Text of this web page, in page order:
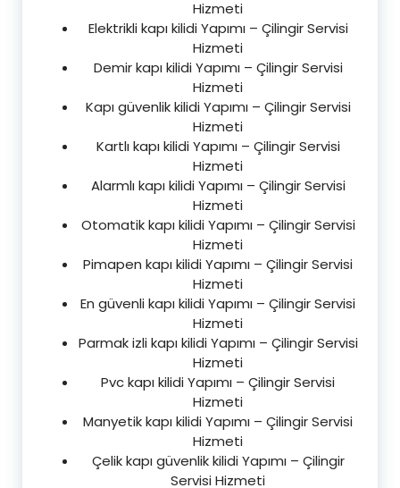
Hizmeti
Elektrikli kapı kilidi Yapımı – Çilingir Servisi
Hizmeti
Demir kapı kilidi Yapımı – Çilingir Servisi
Hizmeti
Kapı güvenlik kilidi Yapımı – Çilingir Servisi
Hizmeti
Kartlı kapı kilidi Yapımı – Çilingir Servisi
Hizmeti
Alarmlı kapı kilidi Yapımı – Çilingir Servisi
Hizmeti
Otomatik kapı kilidi Yapımı – Çilingir Servisi
Hizmeti
Pimapen kapı kilidi Yapımı – Çilingir Servisi
Hizmeti
En güvenli kapı kilidi Yapımı – Çilingir Servisi
Hizmeti
Parmak izli kapı kilidi Yapımı – Çilingir Servisi
Hizmeti
Pvc kapı kilidi Yapımı – Çilingir Servisi
Hizmeti
Manyetik kapı kilidi Yapımı – Çilingir Servisi
Hizmeti
Çelik kapı güvenlik kilidi Yapımı – Çilingir
Servisi Hizmeti